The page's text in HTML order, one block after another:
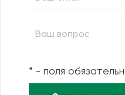
* - поля